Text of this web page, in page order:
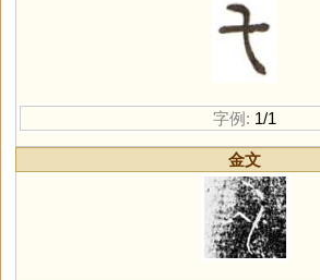
字例: 1/1
金文